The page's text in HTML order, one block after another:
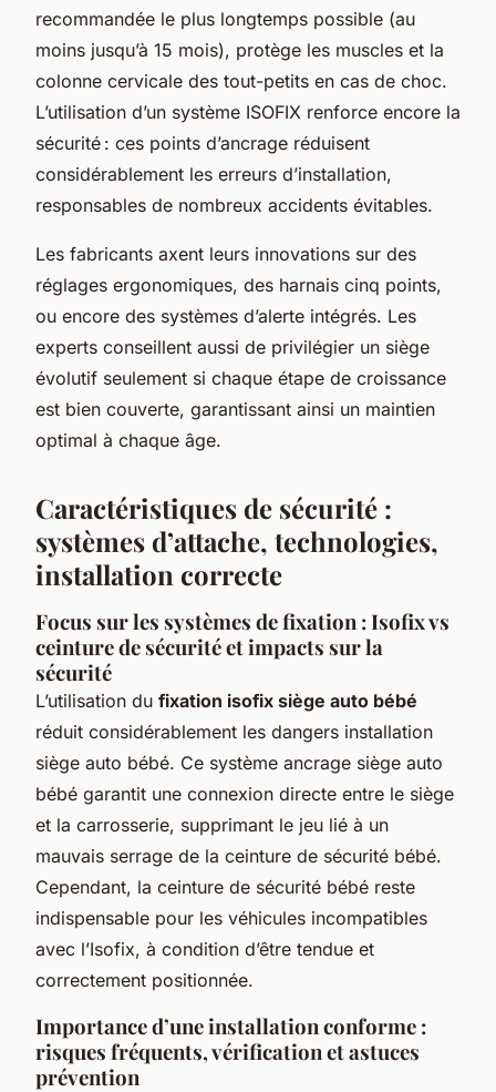
recommandée le plus longtemps possible (au
moins jusqu’à 15 mois), protège les muscles et la
colonne cervicale des tout-petits en cas de choc.
L’utilisation d’un système ISOFIX renforce encore la
sécurité : ces points d’ancrage réduisent
considérablement les erreurs d’installation,
responsables de nombreux accidents évitables.
Les fabricants axent leurs innovations sur des
réglages ergonomiques, des harnais cinq points,
ou encore des systèmes d’alerte intégrés. Les
experts conseillent aussi de privilégier un siège
évolutif seulement si chaque étape de croissance
est bien couverte, garantissant ainsi un maintien
optimal à chaque âge.
Caractéristiques de sécurité :
systèmes d’attache, technologies,
installation correcte
Focus sur les systèmes de fixation : Isofix vs
ceinture de sécurité et impacts sur la
sécurité
L’utilisation du fixation isofix siège auto bébé
réduit considérablement les dangers installation
siège auto bébé. Ce système ancrage siège auto
bébé garantit une connexion directe entre le siège
et la carrosserie, supprimant le jeu lié à un
mauvais serrage de la ceinture de sécurité bébé.
Cependant, la ceinture de sécurité bébé reste
indispensable pour les véhicules incompatibles
avec l’Isofix, à condition d’être tendue et
correctement positionnée.
Importance d’une installation conforme :
risques fréquents, vérification et astuces
prévention